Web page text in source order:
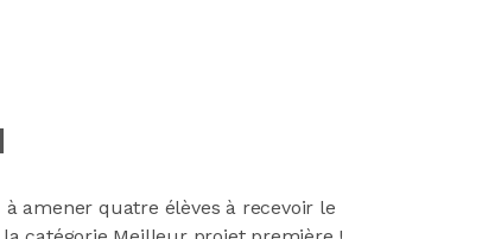
amener quatre élèves à recevoir le